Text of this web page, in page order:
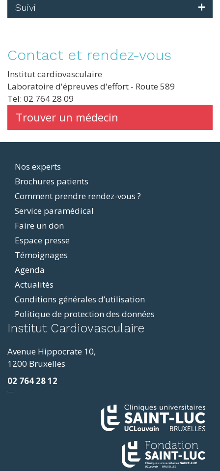
Suivi
Contact et rendez-vous
Institut cardiovasculaire
Laboratoire d'épreuves d'effort - Route 589
Tel: 02 764 28 09
Trouver un médecin
Footer
menu
Nos experts
Brochures patients
Comment prendre rendez-vous ?
Service paramédical
Faire un don
Espace presse
Témoignages
Agenda
Actualités
Conditions générales d’utilisation
Politique de protection des données
Institut Cardiovasculaire
Avenue Hippocrate 10,
1200 Bruxelles
02 764 28 12